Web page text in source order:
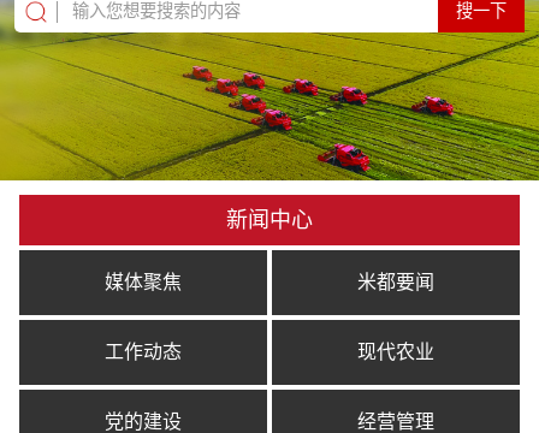
搜一下
新闻中心
媒体聚焦 米都要闻
工作动态 现代农业
党的建设 经营管理